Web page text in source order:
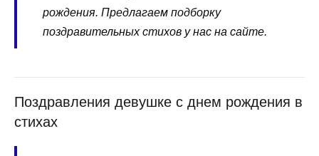
рождения. Предлагаем подборку
поздравительных стихов у нас на сайте.
Поздравления девушке с днем рождения в
стихах